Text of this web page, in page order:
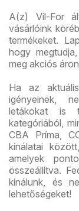
A(z) Vil-For
vásárlóink
termékeket.
hogy
meg akciós
Ha az
igényeinek,
letákokat is
kategóriából,
CBA Príma,
kínálatai
amelyek
összeállítva.
kínálunk, és
lehetőségeket!